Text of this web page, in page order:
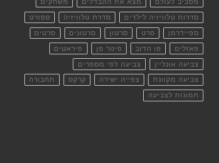
מסביב לעולם מצא את ההבדלים משחקים
סדרות טלוויזיה לילדים סדרת טלוויזיה ספורט
ספיידרמן סרט סרטון סרטונים סרטים
פאזלים פו הדוב פיטר פן פיראטים
צביעה אונליין צביעה לפי מספרים
צביעה מקוונת צפייה ישירה קרקס תחבורה
תמונות לצביעה